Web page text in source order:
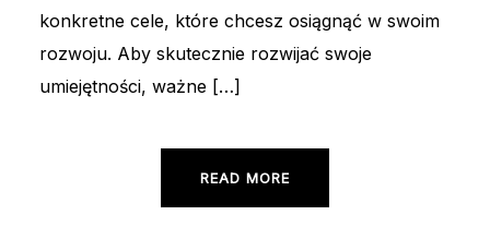
konkretne cele, które chcesz osiągnąć w swoim
rozwoju. Aby skutecznie rozwijać swoje
umiejętności, ważne […]
READ MORE